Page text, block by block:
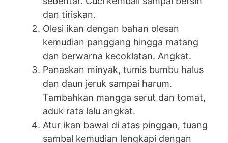
dan tiriskan.
Olesi ikan dengan bahan olesan
kemudian panggang hingga matang
dan berwarna kecoklatan. Angkat.
Panaskan minyak, tumis bumbu halus
dan daun jeruk sampai harum.
Tambahkan mangga serut dan tomat,
aduk rata lalu angkat.
Atur ikan bawal di atas pinggan, tuang
sambal kemudian lengkapi dengan